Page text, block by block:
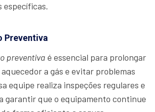
específicas.
Preventiva
preventiva é essencial para prolongar
a gás e evitar problemas
equipe realiza inspeções regulares e
garantir que o equipamento continue